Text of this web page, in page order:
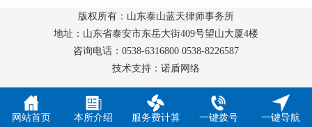
版权所有：山东泰山蓝天律师事务所
地址：山东省泰安市东岳大街409号望山大厦4楼
咨询电话：0538-6316800 0538-8226587
技术支持：诺盾网络
网站首页 本所介绍 服务费计算 一键拨号 一键导航